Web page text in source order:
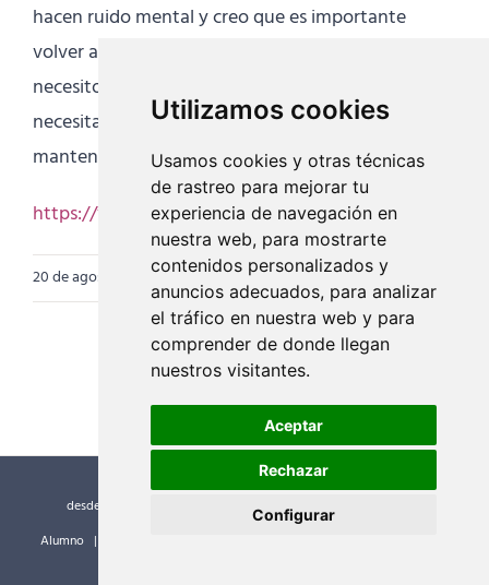
Utilizamos cookies
Usamos cookies y otras técnicas
de rastreo para mejorar tu
experiencia de navegación en
nuestra web, para mostrarte
contenidos personalizados y
anuncios adecuados, para analizar
el tráfico en nuestra web y para
comprender de donde llegan
nuestros visitantes.
Aceptar
Rechazar
Configurar
hacen ruido mental y creo que es importante
volver a conectar y preguntarse: ‘¿qué es lo que
necesito realmente?¿qué es lo que estoy
necesitando?’. Me quedo entonces con practicar,
mantenerse allí y continuar practicando…»
https://vimeo.com/449182384
20 de agosto de 2020 | Categorías:Noticias
desde el año 2000 © Escuela Internacional de Yoga
Alumno |